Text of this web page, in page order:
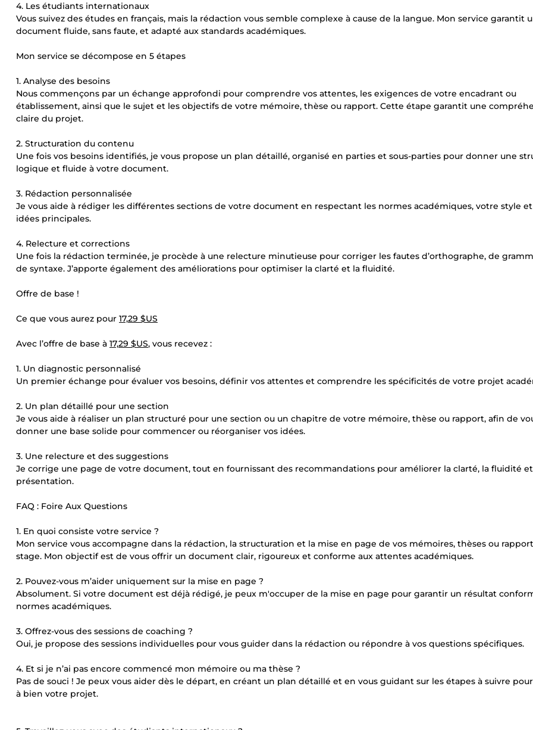
4. Les étudiants internationaux
Vous suivez des études en français, mais la rédaction vous semble complexe à cause de la langue. Mon service garantit
document fluide, sans faute, et adapté aux standards académiques.
Mon service se décompose en 5 étapes
1. Analyse des besoins
Nous commençons par un échange approfondi pour comprendre vos attentes, les exigences de votre encadrant ou
établissement, ainsi que le sujet et les objectifs de votre mémoire, thèse ou rapport. Cette étape garantit une
claire du projet.
2. Structuration du contenu
Une fois vos besoins identifiés, je vous propose un plan détaillé, organisé en parties et sous-parties pour donner une
logique et fluide à votre document.
3. Rédaction personnalisée
Je vous aide à rédiger les différentes sections de votre document en respectant les normes académiques, votre style
idées principales.
4. Relecture et corrections
Une fois la rédaction terminée, je procède à une relecture minutieuse pour corriger les fautes d’orthographe, de
de syntaxe. J’apporte également des améliorations pour optimiser la clarté et la fluidité.
Offre de base !
Ce que vous aurez pour 17,29 $US
Avec l’offre de base à 17,29 $US, vous recevez :
1. Un diagnostic personnalisé
Un premier échange pour évaluer vos besoins, définir vos attentes et comprendre les spécificités de votre projet
2. Un plan détaillé pour une section
Je vous aide à réaliser un plan structuré pour une section ou un chapitre de votre mémoire, thèse ou rapport, afin de
donner une base solide pour commencer ou réorganiser vos idées.
3. Une relecture et des suggestions
Je corrige une page de votre document, tout en fournissant des recommandations pour améliorer la clarté, la fluidité
présentation.
FAQ : Foire Aux Questions
1. En quoi consiste votre service ?
Mon service vous accompagne dans la rédaction, la structuration et la mise en page de vos mémoires, thèses ou
stage. Mon objectif est de vous offrir un document clair, rigoureux et conforme aux attentes académiques.
2. Pouvez-vous m’aider uniquement sur la mise en page ?
Absolument. Si votre document est déjà rédigé, je peux m'occuper de la mise en page pour garantir un résultat
normes académiques.
3. Offrez-vous des sessions de coaching ?
Oui, je propose des sessions individuelles pour vous guider dans la rédaction ou répondre à vos questions spécifiques.
4. Et si je n’ai pas encore commencé mon mémoire ou ma thèse ?
Pas de souci ! Je peux vous aider dès le départ, en créant un plan détaillé et en vous guidant sur les étapes à suivre
à bien votre projet.